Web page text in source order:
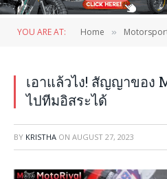
YOU ARE AT: Home »
เอาแล้วไง! สัญญาของ
ไปทีมอิสระได้
BY KRISTHA ON AUGUST 27, 2023